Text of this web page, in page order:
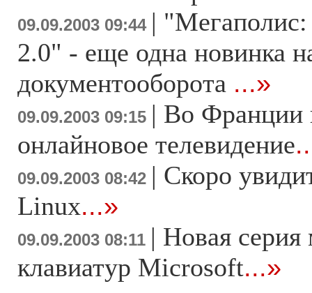
09.09.2003 09:44 | "Мегаполис:
2.0" - еще одна новинка
документооборота ...»
09.09.2003 09:15 | Во Франции
онлайновое телевидение
09.09.2003 08:42 | Скоро
Linux...»
09.09.2003 08:11 | Новая
клавиатур Microsoft...»